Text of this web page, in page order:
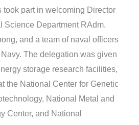
took part in welcoming Director
Science Department RAdm.
and a team of naval officers
The delegation was given
storage research facilities,
the National Center for Genetic
National Metal and
Center, and National